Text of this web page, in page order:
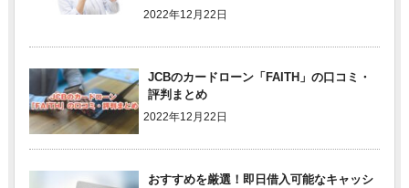
2022年12月22日
JCBのカードローン「FAITH」の口コミ・
評判まとめ
2022年12月22日
おすすめを厳選！即日借入可能なキャッシ